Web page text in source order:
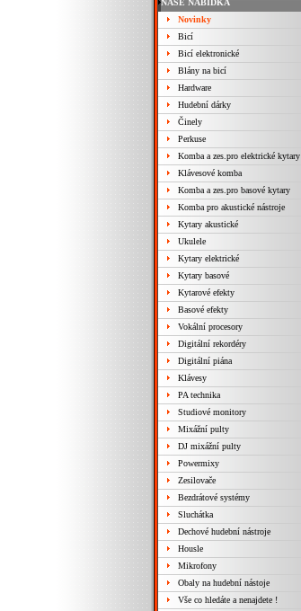
NAŠE NABÍDKA
Novinky
Bicí
Bicí elektronické
Blány na bicí
Hardware
Hudební dárky
Činely
Perkuse
Komba a zes.pro elektrické kytary
Klávesové komba
Komba a zes.pro basové kytary
Komba pro akustické nástroje
Kytary akustické
Ukulele
Kytary elektrické
Kytary basové
Kytarové efekty
Basové efekty
Vokální procesory
Digitální rekordéry
Digitální piána
Klávesy
PA technika
Studiové monitory
Mixážní pulty
DJ mixážní pulty
Powermixy
Zesilovače
Bezdrátové systémy
Sluchátka
Dechové hudební nástroje
Housle
Mikrofony
Obaly na hudební nástoje
Vše co hledáte a nenajdete !